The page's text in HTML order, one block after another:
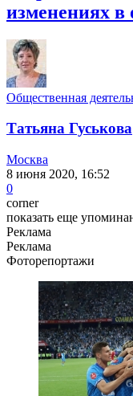
изменениях в
Общественная
Татьяна Гуськова
Москва
8 июня 2020, 16:52
0
corner
показать еще
Реклама
Реклама
Фоторепортажи